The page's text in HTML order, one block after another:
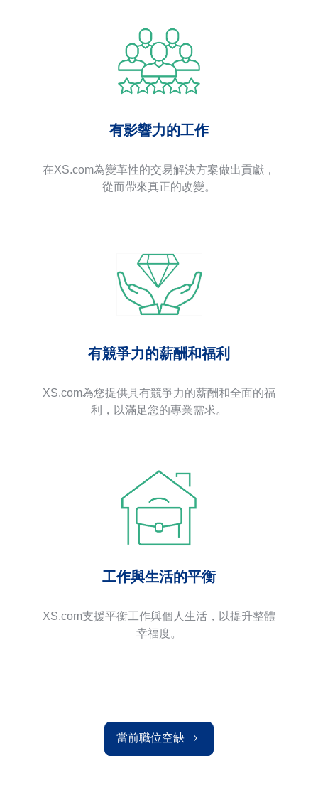
有影響力的工作
在XS.com為變革性的交易解決方案做出貢獻，
從而帶來真正的改變。
有競爭力的薪酬和福利
XS.com為您提供具有競爭力的薪酬和全面的福
利，以滿足您的專業需求。
工作與生活的平衡
XS.com支援平衡工作與個人生活，以提升整體
幸福度。
當前職位空缺